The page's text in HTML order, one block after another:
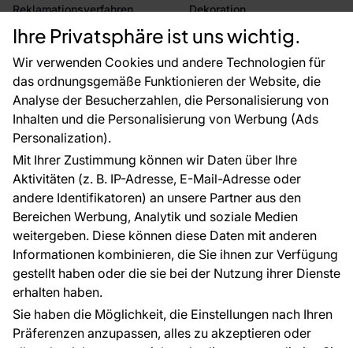
Ihre Privatsphäre ist uns wichtig.
Wir verwenden Cookies und andere Technologien für
das ordnungsgemäße Funktionieren der Website, die
Analyse der Besucherzahlen, die Personalisierung von
Inhalten und die Personalisierung von Werbung (Ads
Personalization).
Mit Ihrer Zustimmung können wir Daten über Ihre
Aktivitäten (z. B. IP-Adresse, E-Mail-Adresse oder
andere Identifikatoren) an unsere Partner aus den
Bereichen Werbung, Analytik und soziale Medien
weitergeben. Diese können diese Daten mit anderen
Informationen kombinieren, die Sie ihnen zur Verfügung
gestellt haben oder die sie bei der Nutzung ihrer Dienste
erhalten haben.
Sie haben die Möglichkeit, die Einstellungen nach Ihren
Präferenzen anzupassen, alles zu akzeptieren oder
Reklamationsverfahren
Rücksendung von Waren
CE-Zertifizierung
Großhandel
Raumvisualisierung
Dekoration
Selbstklebende Folien
Zubehör
Tapetenmuster
FÜR SIE
Blog
EU-Projekte
Ratschläge und Tipps
FAQ
ÜBER DAS UNTERNEHMEN
Kontakt
Haben Sie Fragen? Wir helfen Ihnen gerne weiter
und beraten Sie persönlich.
+49 781 95633072